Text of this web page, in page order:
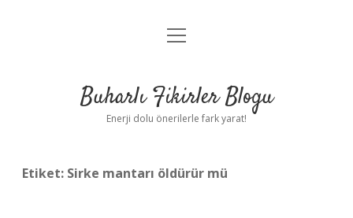
Anasayfa
Yasal Uyarı
menüyü
Buharlı Fikirler Blogu
Enerji dolu önerilerle fark yarat!
Etiket: Sirke mantarı öldürür mü